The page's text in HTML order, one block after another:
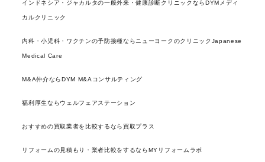
インドネシア・ジャカルタの一般外来・健康診断クリニックならDYMメディ
カルクリニック
内科・小児科・ワクチンの予防接種ならニューヨークのクリニックJapanese
Medical Care
M&A仲介ならDYM M&Aコンサルティング
福利厚生ならウェルフェアステーション
おすすめの買取業者を比較するなら買取プラス
リフォームの見積もり・業者比較をするならMYリフォームラボ